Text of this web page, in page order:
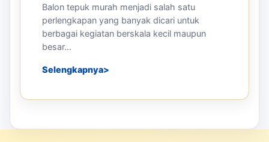
Balon tepuk murah menjadi salah satu
perlengkapan yang banyak dicari untuk
berbagai kegiatan berskala kecil maupun
besar...
Selengkapnya